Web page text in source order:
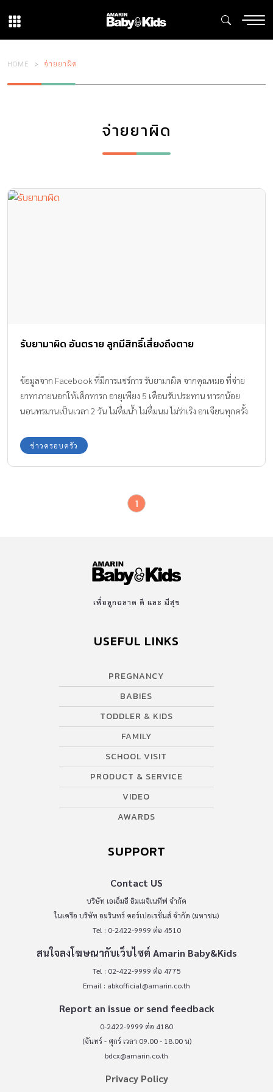
HOME จ่ายยาผิด
จ่ายยาผิด
รับยามาผิด อันตราย ลูกมีสิทธิ์เสี่ยงถึงตาย
ข้อมูลจาก Facebook ที่มีการแชร์การ รับยามาผิด จากคุณหมอ ที่จ่าย
ยาทาภายนอกให้เด็กทารก อายุเพียง 5 เดือนรับประทาน ทารกน้อย
นอนทรมานเป็นเวลา 2 วัน ไม่ดื่มน้ำ ไม่ดื่มนม ไม่ร่าเริง อาเจียนทุกครั้ง
ทานยาข่าวครอบครัว
1
เพื่อลูกฉลาด ดี และ มีสุข
USEFUL LINKS
PREGNANCY
BABIES
TODDLER & KIDS
FAMILY
SCHOOL VISIT
PRODUCT & SERVICE
VIDEO
AWARDS
SUPPORT
Contact US
บริษัท เอเอ็มอี อิมเมจิเนทีฟ จำกัด
ในเครือ บริษัท อมรินทร์ คอร์เปอเรชั่นส์ จำกัด (มหาชน)
Tel : 0-2422-9999 ต่อ 4510
สนใจลงโฆษณากับเว็บไซต์ Amarin Baby&Kids
Tel : 02-422-9999 ต่อ 4775
Email : abkofficial@amarin.co.th
Report an issue or send feedback
0-2422-9999 ต่อ 4180
(จันทร์ - ศุกร์ เวลา 09.00 - 18.00 น)
bdcx@amarin.co.th
Privacy Policy